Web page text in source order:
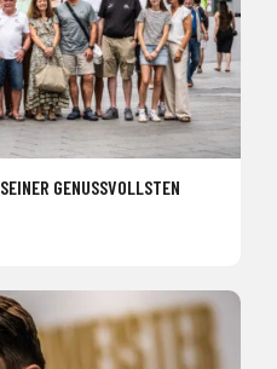
GENUSSVOLLSTEN